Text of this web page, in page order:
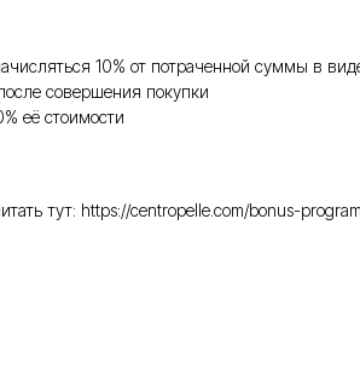
10% от потраченной суммы в
совершения покупки
её стоимости
тут: https://centropelle.com/bonus-